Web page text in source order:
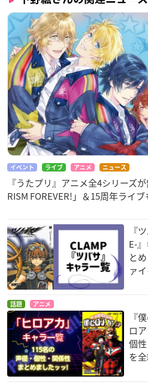
イベント ライブ アニメ ニュース
『うたプリ』アニメ全4シリーズ
RISM FOREVER!」＆15周年ライ
『
E-
と
ァ
話題 アニメ
『
ロ
個
を